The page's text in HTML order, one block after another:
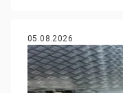
05.08.2026